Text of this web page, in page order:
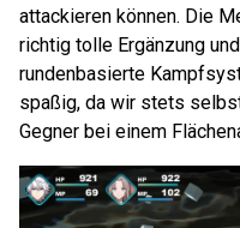
attackieren können. Die
richtig tolle Ergänzung
rundenbasierte
spaßig, da wir stets
Gegner bei einem